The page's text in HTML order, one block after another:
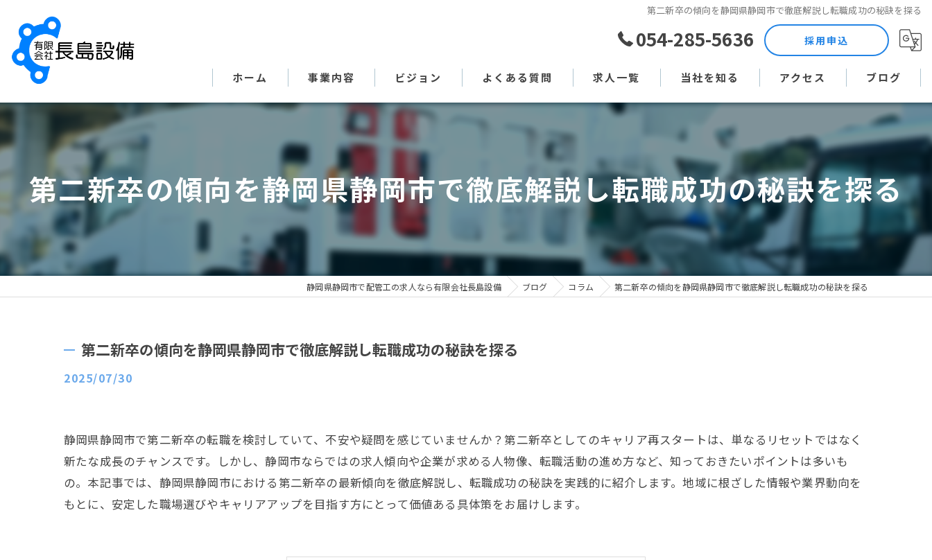
第二新卒の傾向を静岡県静岡市で徹底解説し転職成功の秘訣を探る
054-285-5636 採用申込
ホーム 事業内容 ビジョン よくある質問 求人一覧 当社を知る
土木作業員
現場監督
未経験
直行直帰
アクセス ブログ
コラム
第二新卒の傾向を静岡県静岡市で徹底解説し転職成功の秘訣を探る
静岡県静岡市で配管工の求人なら有限会社長島設備 ブログ コラム 第二新卒の傾向を静岡県静岡市で徹底解説し転職成功の秘訣を探る
第二新卒の傾向を静岡県静岡市で徹底解説し転職成功の秘訣を探る
2025/07/30
静岡県静岡市で第二新卒の転職を検討していて、不安や疑問を感じていませんか？第二新卒としてのキャリア再スタートは、単なるリセットではなく
新たな成長のチャンスです。しかし、静岡市ならではの求人傾向や企業が求める人物像、転職活動の進め方など、知っておきたいポイントは多いも
の。本記事では、静岡県静岡市における第二新卒の最新傾向を徹底解説し、転職成功の秘訣を実践的に紹介します。地域に根ざした情報や業界動向を
もとに、安定した職場選びやキャリアアップを目指す方にとって価値ある具体策をお届けします。